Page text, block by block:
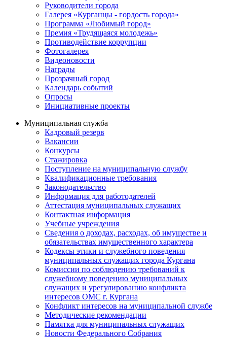
Руководители города
Галерея «Курганцы - гордость города»
Программа «Любимый город»
Премия «Трудящаяся молодежь»
Противодействие коррупции
Фотогалерея
Видеоновости
Награды
Прозрачный город
Календарь событий
Опросы
Инициативные проекты
Муниципальная служба
Кадровый резерв
Вакансии
Конкурсы
Стажировка
Поступление на муниципальную службу
Квалификационные требования
Законодательство
Информация для работодателей
Аттестация муниципальных служащих
Контактная информация
Учебные учреждения
Сведения о доходах, расходах, об имуществе и
обязательствах имущественного характера
Кодексы этики и служебного поведения
муниципальных служащих города Кургана
Комиссии по соблюдению требований к
служебному поведению муниципальных
служащих и урегулированию конфликта
интересов ОМС г. Кургана
Конфликт интересов на муниципальной службе
Методические рекомендации
Памятка для муниципальных служащих
Новости Федерального Cобрания